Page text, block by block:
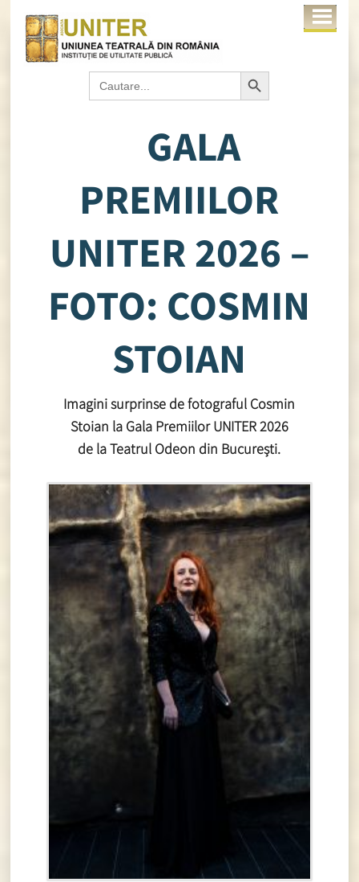
Search
for:
Search Button
GALA
PREMIILOR
UNITER 2026 –
FOTO: COSMIN
STOIAN
Imagini surprinse de fotograful Cosmin
Stoian la Gala Premiilor UNITER 2026
de la Teatrul Odeon din București.